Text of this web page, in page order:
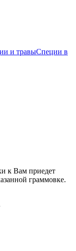
и травыСпеции в
к Вам приедет
граммовке.